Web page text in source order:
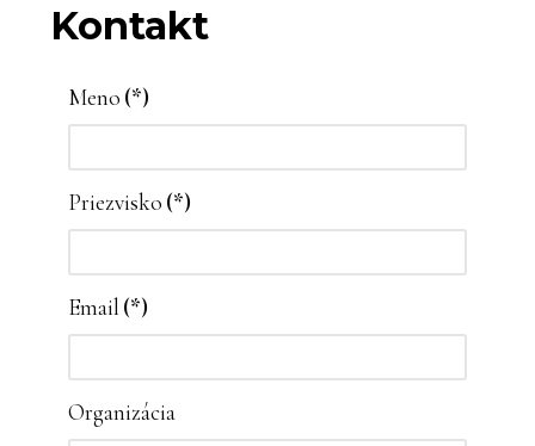
Kontakt
Meno (*)
Priezvisko (*)
Email (*)
Organizácia